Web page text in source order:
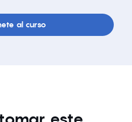
al curso